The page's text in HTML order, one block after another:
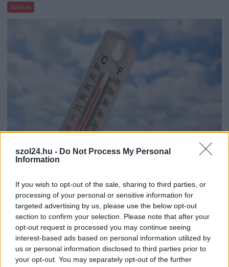
szol24.hu - Do Not Process My Personal
Information
If you wish to opt-out of the sale, sharing to third parties, or
processing of your personal or sensitive information for
targeted advertising by us, please use the below opt-out
section to confirm your selection. Please note that after your
opt-out request is processed you may continue seeing
interest-based ads based on personal information utilized by
us or personal information disclosed to third parties prior to
your opt-out. You may separately opt-out of the further
Szolnok
41 fok fölé forrósodott az ország, Szolnokon pedig
egy másik rekord is megdőlt
Nem mindennapi adatokat rögzítettek a meteorológiai
állomások csütörtökön: több településen is olyan értékek
születtek, amelyek átírták...